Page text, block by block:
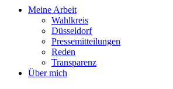
Meine Arbeit
Wahlkreis
Düsseldorf
Pressemitteilungen
Reden
Transparenz
Über mich